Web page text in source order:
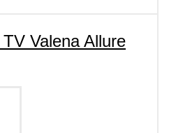
Valena Allure